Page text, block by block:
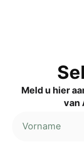
Meld u hier
van